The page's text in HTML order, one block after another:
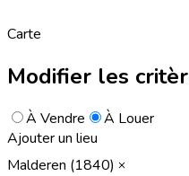
Carte
Modifier les
À Vendre
À Louer
Ajouter un lieu
Malderen (1840)